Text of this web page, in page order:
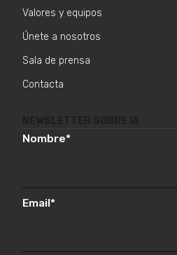
Valores y equipos
Únete a nosotros
Sala de prensa
Contacta
Nombre*
Email*